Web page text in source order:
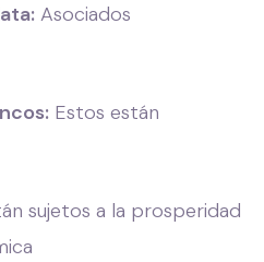
Asociados
Estos están
sujetos a la prosperidad